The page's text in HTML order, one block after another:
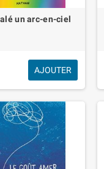
un arc-en-ciel
AJOUTER